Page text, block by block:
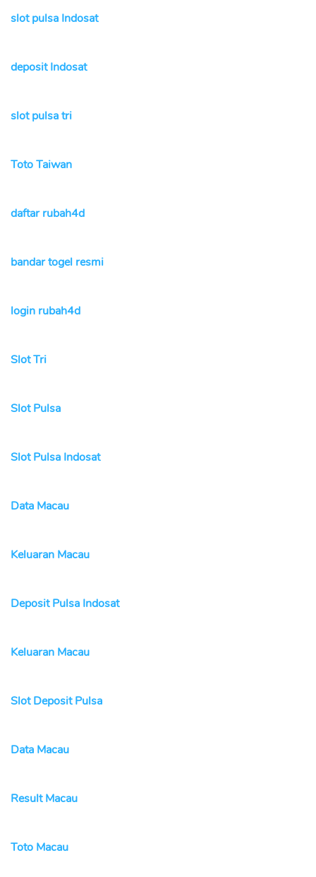
slot pulsa Indosat
deposit Indosat
slot pulsa tri
Toto Taiwan
daftar rubah4d
bandar togel resmi
login rubah4d
Slot Tri
Slot Pulsa
Slot Pulsa Indosat
Data Macau
Keluaran Macau
Deposit Pulsa Indosat
Keluaran Macau
Slot Deposit Pulsa
Data Macau
Result Macau
Toto Macau